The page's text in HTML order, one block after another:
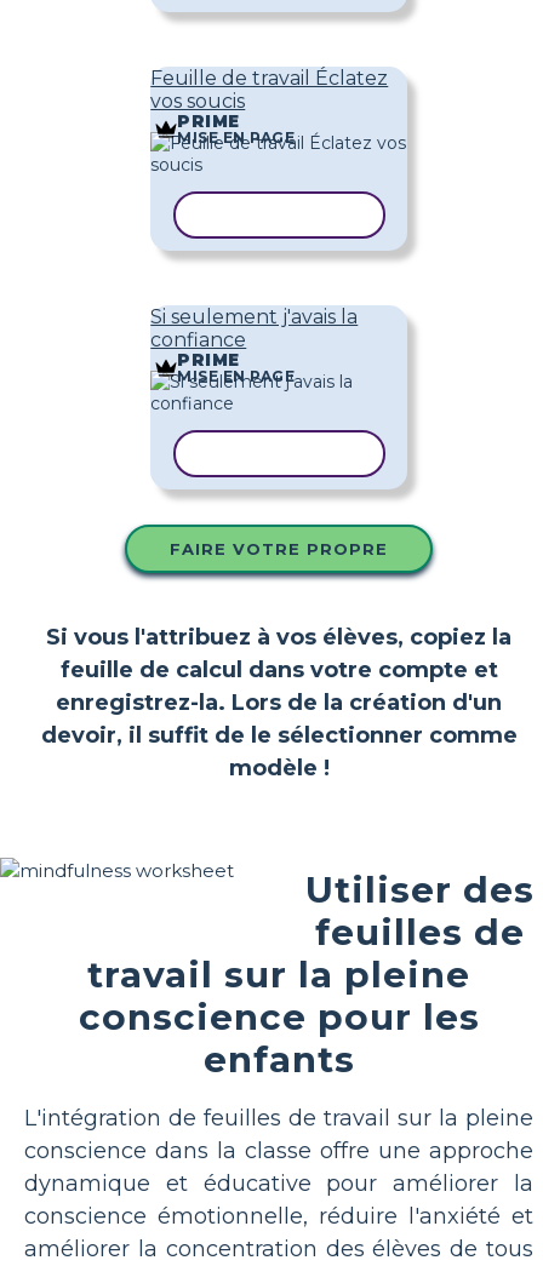
Feuille de travail Éclatez
vos soucis
PRIME
MISE EN PAGE
Si seulement j'avais la
confiance
PRIME
MISE EN PAGE
FAIRE VOTRE PROPRE
Si vous l'attribuez à vos élèves, copiez la
feuille de calcul dans votre compte et
enregistrez-la. Lors de la création d'un
devoir, il suffit de le sélectionner comme
modèle !
Utiliser des
feuilles de
travail sur la pleine
conscience pour les
enfants
L'intégration de feuilles de travail sur la pleine
conscience dans la classe offre une approche
dynamique et éducative pour améliorer la
conscience émotionnelle, réduire l'anxiété et
améliorer la concentration des élèves de tous